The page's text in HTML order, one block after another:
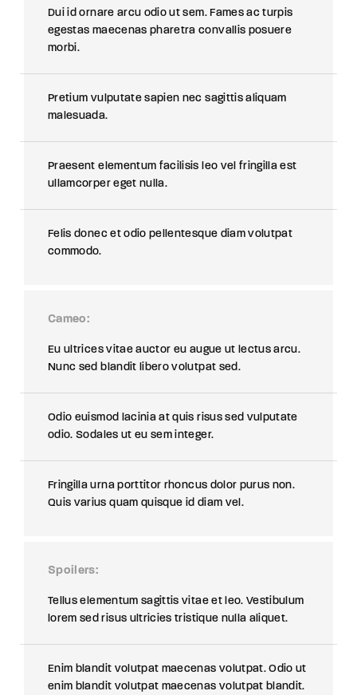
Dui id ornare arcu odio ut sem. Fames ac turpis
egestas maecenas pharetra convallis posuere
morbi.
Pretium vulputate sapien nec sagittis aliquam
malesuada.
Praesent elementum facilisis leo vel fringilla est
ullamcorper eget nulla.
Felis donec et odio pellentesque diam volutpat
commodo.
Cameo
Eu ultrices vitae auctor eu augue ut lectus arcu.
Nunc sed blandit libero volutpat sed.
Odio euismod lacinia at quis risus sed vulputate
odio. Sodales ut eu sem integer.
Fringilla urna porttitor rhoncus dolor purus non.
Quis varius quam quisque id diam vel.
Spoilers
Tellus elementum sagittis vitae et leo. Vestibulum
lorem sed risus ultricies tristique nulla aliquet.
Enim blandit volutpat maecenas volutpat. Odio ut
enim blandit volutpat maecenas volutpat blandit.